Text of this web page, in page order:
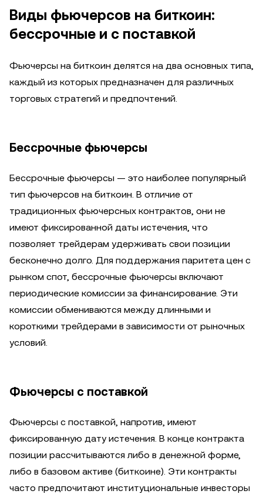
Виды фьючерсов на биткоин:
бессрочные и с поставкой
Фьючерсы на биткоин делятся на два основных типа,
каждый из которых предназначен для различных
торговых стратегий и предпочтений.
Бессрочные фьючерсы
Бессрочные фьючерсы — это наиболее популярный
тип фьючерсов на биткоин. В отличие от
традиционных фьючерсных контрактов, они не
имеют фиксированной даты истечения, что
позволяет трейдерам удерживать свои позиции
бесконечно долго. Для поддержания паритета цен с
рынком спот, бессрочные фьючерсы включают
периодические комиссии за финансирование. Эти
комиссии обмениваются между длинными и
короткими трейдерами в зависимости от рыночных
условий.
Фьючерсы с поставкой
Фьючерсы с поставкой, напротив, имеют
фиксированную дату истечения. В конце контракта
позиции рассчитываются либо в денежной форме,
либо в базовом активе (биткоине). Эти контракты
часто предпочитают институциональные инвесторы